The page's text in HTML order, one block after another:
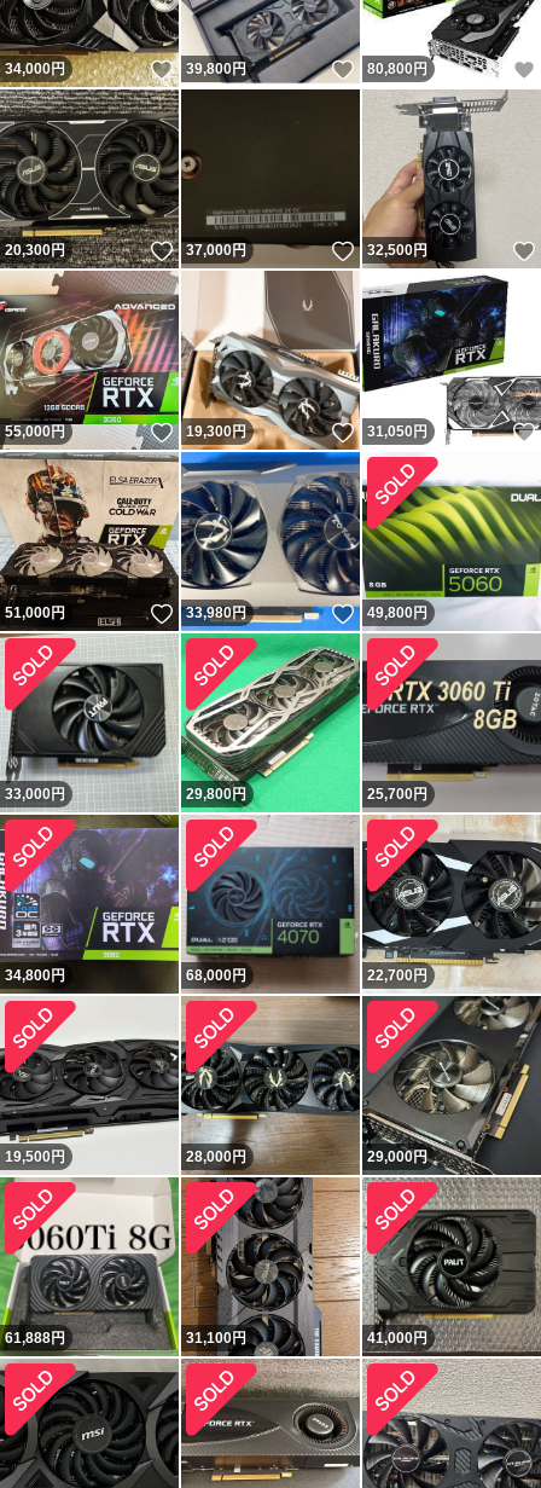
34,000円 いいね！
39,800円 いいね！
80,800 円
20,300円 いいね！
37,000円 いいね！
32,500円
55,000円 いいね！
19,300円 いいね！
31,050 円
51,000円 いいね！
33,980円 いいね！
49,800円
33,000円 29,800円 25,700円
34,800円 68,000円 22,700円
19,500円 28,000円 29,000円
61,888円 31,100円 41,000円